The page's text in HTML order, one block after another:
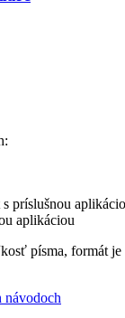
príslušnou
aplikáciou
písma, formát je
návodoch